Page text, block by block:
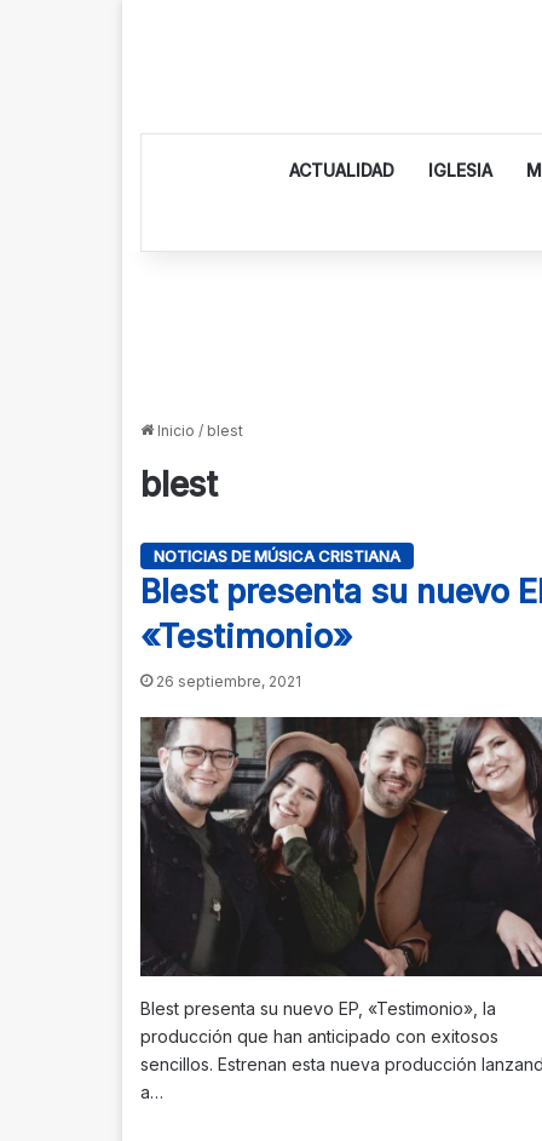
ACTUALIDAD IGLESIA
Inicio / blest
blest
NOTICIAS DE MÚSICA CRISTIANA
Blest presenta su nuevo
«Testimonio»
26 septiembre, 2021
Blest presenta su nuevo EP, «Testimonio», la
producción que han anticipado con exitosos
sencillos. Estrenan esta nueva producción
a…